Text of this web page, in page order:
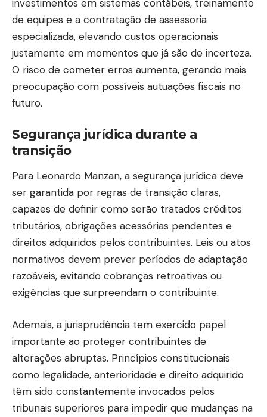
investimentos em sistemas contábeis, treinamento
de equipes e a contratação de assessoria
especializada, elevando custos operacionais
justamente em momentos que já são de incerteza.
O risco de cometer erros aumenta, gerando mais
preocupação com possíveis autuações fiscais no
futuro.
Segurança jurídica durante a
transição
Para Leonardo Manzan, a segurança jurídica deve
ser garantida por regras de transição claras,
capazes de definir como serão tratados créditos
tributários, obrigações acessórias pendentes e
direitos adquiridos pelos contribuintes. Leis ou atos
normativos devem prever períodos de adaptação
razoáveis, evitando cobranças retroativas ou
exigências que surpreendam o contribuinte.
Ademais, a jurisprudência tem exercido papel
importante ao proteger contribuintes de
alterações abruptas. Princípios constitucionais
como legalidade, anterioridade e direito adquirido
têm sido constantemente invocados pelos
tribunais superiores para impedir que mudanças na